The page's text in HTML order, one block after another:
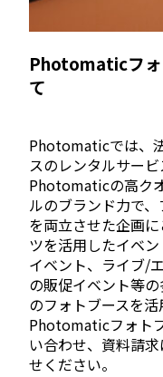
Photomaticフォ
て
Photomaticでは、
スのレンタルサービ
Photomaticの高ク
ルのブランド力で
を両立させた企画
ツを活用したイベ
イベント、ライブ/
の販促イベント等
のフォトブースを活
Photomaticフォト
い合わせ、資料請
せください。